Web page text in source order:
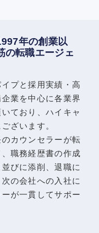
年の創業以
の転職エージェ
プと採用実績・高
業を中心に各業界
ており、ハイキャ
ざいます。
カウンセラーが転
職務経歴書の作成
びに添削、退職に
の会社への入社に
が一貫してサポー